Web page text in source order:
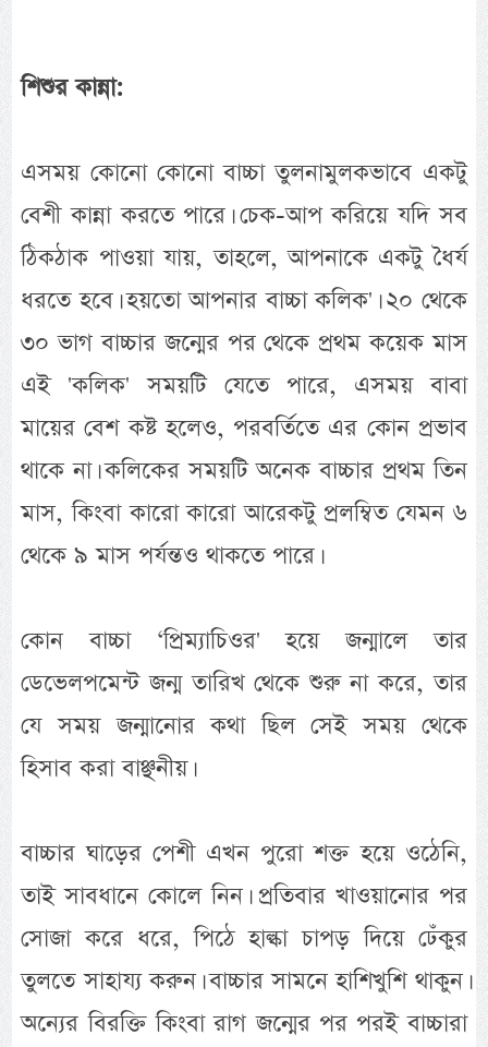
শিশুর কান্না:
এসময় কোনো কোনো বাচ্চা তুলনামুলকভাবে একটু
বেশী কান্না করতে পারে। চেক-আপ করিয়ে যদি সব
ঠিকঠাক পাওয়া যায়, তাহলে, আপনাকে একটু ধৈর্য
ধরতে হবে। হয়তো আপনার বাচ্চা কলিক'। ২০ থেকে
৩০ ভাগ বাচ্চার জন্মের পর থেকে প্রথম কয়েক মাস
এই 'কলিক' সময়টি যেতে পারে, এসময় বাবা
মায়ের বেশ কষ্ট হলেও, পরবর্তিতে এর কোন প্রভাব
থাকে না। কলিকের সময়টি অনেক বাচ্চার প্রথম তিন
মাস, কিংবা কারো কারো আরেকটু প্রলম্বিত যেমন ৬
থেকে ৯ মাস পর্যন্তও থাকতে পারে।
কোন বাচ্চা ‘প্রিম্যাচিওর' হয়ে জন্মালে তার
ডেভেলপমেন্ট জন্ম তারিখ থেকে শুরু না করে, তার
যে সময় জন্মানোর কথা ছিল সেই সময় থেকে
হিসাব করা বাঞ্ছনীয়।
বাচ্চার ঘাড়ের পেশী এখন পুরো শক্ত হয়ে ওঠেনি,
তাই সাবধানে কোলে নিন। প্রতিবার খাওয়ানোর পর
সোজা করে ধরে, পিঠে হাল্কা চাপড় দিয়ে ঢেঁকুর
তুলতে সাহায্য করুন। বাচ্চার সামনে হাশিখুশি থাকুন।
অন্যের বিরক্তি কিংবা রাগ জন্মের পর পরই বাচ্চারা